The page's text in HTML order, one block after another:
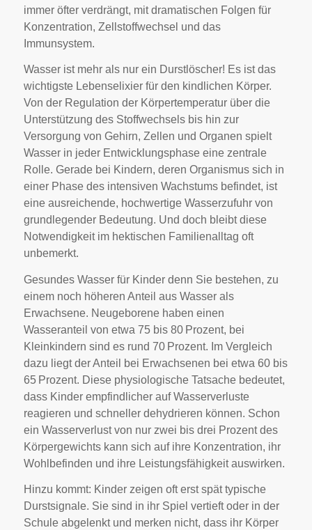
immer öfter verdrängt, mit dramatischen Folgen für
Konzentration, Zellstoffwechsel und das
Immunsystem.
Wasser ist mehr als nur ein Durstlöscher! Es ist das
wichtigste Lebenselixier für den kindlichen Körper.
Von der Regulation der Körpertemperatur über die
Unterstützung des Stoffwechsels bis hin zur
Versorgung von Gehirn, Zellen und Organen spielt
Wasser in jeder Entwicklungsphase eine zentrale
Rolle. Gerade bei Kindern, deren Organismus sich in
einer Phase des intensiven Wachstums befindet, ist
eine ausreichende, hochwertige Wasserzufuhr von
grundlegender Bedeutung. Und doch bleibt diese
Notwendigkeit im hektischen Familienalltag oft
unbemerkt.
Gesundes Wasser für Kinder denn Sie bestehen, zu
einem noch höheren Anteil aus Wasser als
Erwachsene. Neugeborene haben einen
Wasseranteil von etwa 75 bis 80 Prozent, bei
Kleinkindern sind es rund 70 Prozent. Im Vergleich
dazu liegt der Anteil bei Erwachsenen bei etwa 60 bis
65 Prozent. Diese physiologische Tatsache bedeutet,
dass Kinder empfindlicher auf Wasserverluste
reagieren und schneller dehydrieren können. Schon
ein Wasserverlust von nur zwei bis drei Prozent des
Körpergewichts kann sich auf ihre Konzentration, ihr
Wohlbefinden und ihre Leistungsfähigkeit auswirken.
Hinzu kommt: Kinder zeigen oft erst spät typische
Durstsignale. Sie sind in ihr Spiel vertieft oder in der
Schule abgelenkt und merken nicht, dass ihr Körper